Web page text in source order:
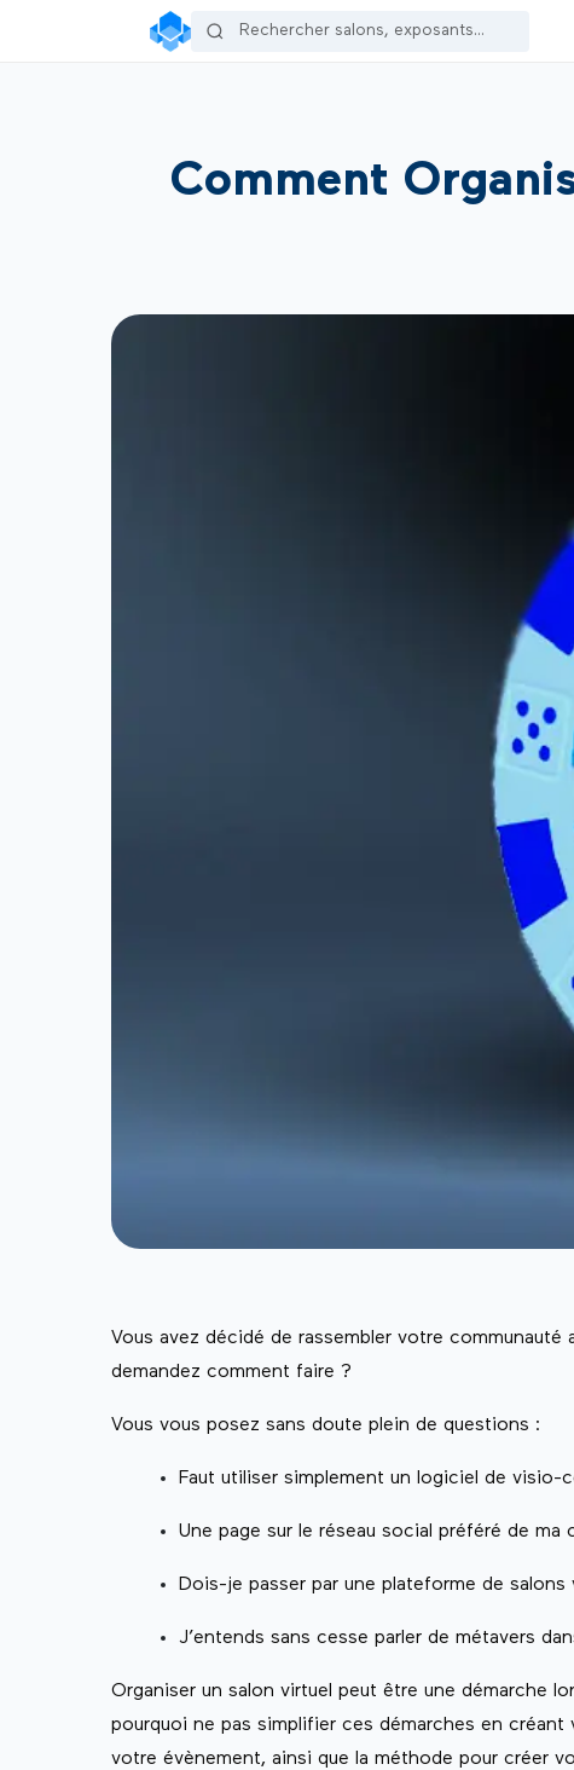
Comment
Vous avez décidé de rassembler votre
demandez comment faire ?
Vous vous posez sans doute plein de questions :
Faut utiliser simplement un logiciel de
Une page sur le réseau social préféré de
Dois-je passer par une plateforme de
J’entends sans cesse parler de métavers
Organiser un salon virtuel peut être une démarche
pourquoi ne pas simplifier ces démarches en
votre évènement, ainsi que la méthode pour créer